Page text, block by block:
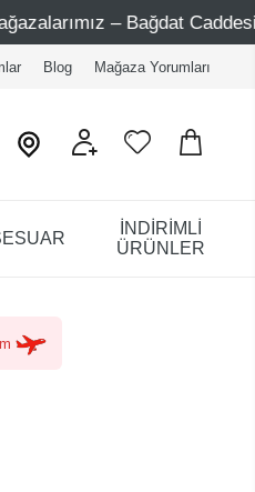
Bağdat Caddesi 1 - Bağdat
Blog Mağaza Yorumları
İNDİRİMLİ
ÜRÜNLER